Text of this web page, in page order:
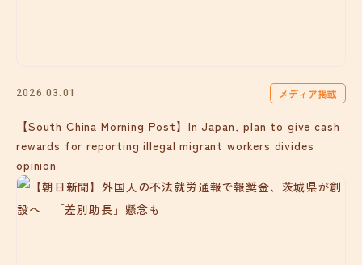
2026.03.01 メディア掲載
【South China Morning Post】In Japan, plan to give cash
rewards for reporting illegal migrant workers divides
opinion